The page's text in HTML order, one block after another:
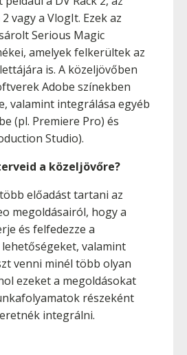
vagy a VlogIt. Ezek az
Serious Magic
amelyek felkerültek az
is. A közeljövőben
Adobe színekben
valamint integrálása egyéb
(pl. Premiere Pro) és
Studio).
a közeljövőre?
előadást tartani az
megoldásairól, hogy a
és felfedezze a
valamint
venni minél több olyan
ezeket a megoldásokat
részeként
integrálni.